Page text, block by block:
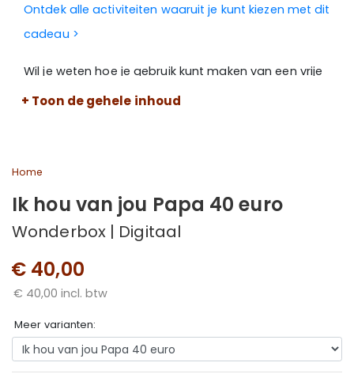
Ontdek alle activiteiten waaruit je kunt kiezen met dit
cadeau >
Wil je weten hoe je gebruik kunt maken van een vrije
keuze belevenis?Kijk dan hier >
+ Toon de gehele inhoud
Home
Ik hou van jou Papa 40 euro
Wonderbox | Digitaal
€ 40,00
€ 40,00 incl. btw
Meer varianten: